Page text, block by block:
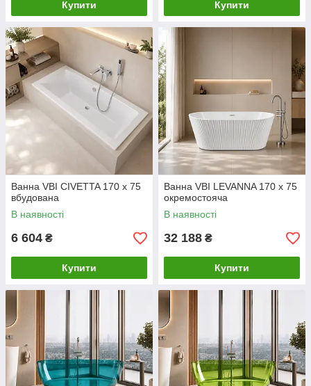
Купити Купити
Ванна VBI CIVETTA 170 x 75
вбудована
В наявності
6 604 ₴
Купити
Ванна VBI LEVANNA 170 x 75
окремостояча
В наявності
32 188 ₴
Купити